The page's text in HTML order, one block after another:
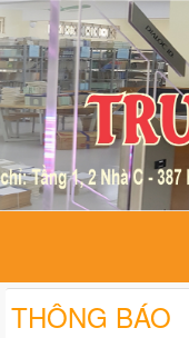
THÔNG BÁO